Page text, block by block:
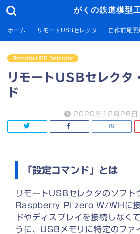
がくの鉄道模型
ホーム リモートUSBセレクタ 自作前尾照
Remote USB Selector
リモートUSBセレクタ
ド
2020年12月26日
「設定コマンド」とは
リモートUSBセレクタのソフト
Raspberry Pi zero W/WHに接
ドやディスプレイを接続しなく
うに、USBメモリに特定のファ